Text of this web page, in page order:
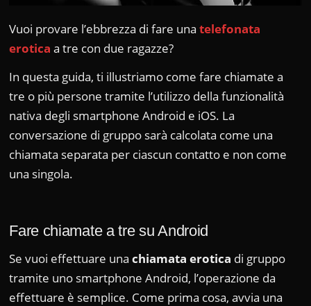
Vuoi provare l’ebbrezza di fare unatelefonata
erotica a tre con due ragazze?
In questa guida, ti illustriamo come fare chiamate a
tre o più persone tramite l’utilizzo della funzionalità
nativa degli smartphone Android e iOS. La
conversazione di gruppo sarà calcolata come una
chiamata separata per ciascun contatto e non come
una singola.
Fare chiamate a tre su Android
Se vuoi effettuare unachiamata erotica di gruppo
tramite uno smartphone Android, l’operazione da
effettuare è semplice. Come prima cosa, avvia una